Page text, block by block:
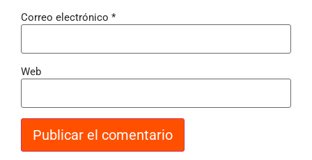
Correo electrónico *
Web